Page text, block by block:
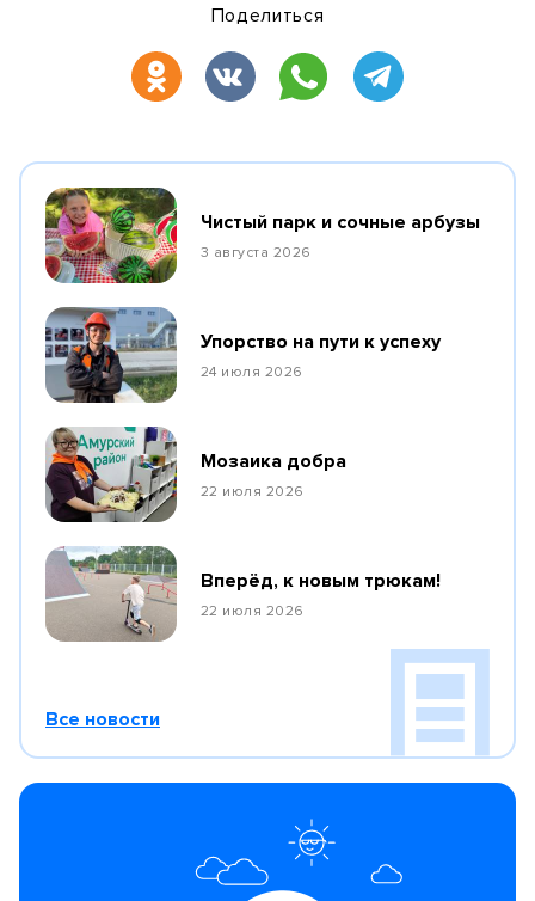
Поделиться
Чистый парк и сочные арбузы
3 августа 2026
Упорство на пути к успеху
24 июля 2026
Мозаика добра
22 июля 2026
Вперёд, к новым трюкам!
22 июля 2026
Все новости